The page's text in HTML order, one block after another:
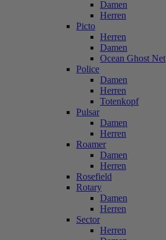
Damen
Herren
Picto
Herren
Damen
Ocean Ghost Net
Police
Damen
Herren
Totenkopf
Pulsar
Damen
Herren
Roamer
Damen
Herren
Rosefield
Rotary
Damen
Herren
Sector
Herren